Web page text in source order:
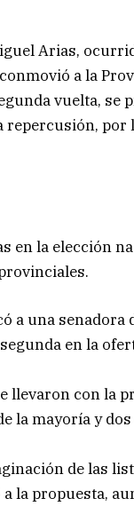
Arias,
a la
vuelta,
por
en la elección
a una senadora
en la
llevaron con la
la mayoría y
de las
la propuesta,